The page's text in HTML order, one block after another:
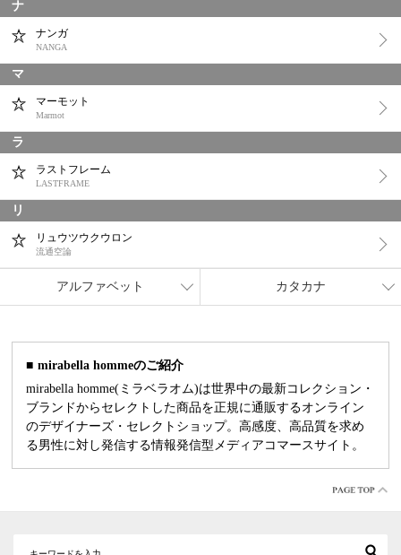
ナ
ナンガ
NANGA
マ
マーモット
Marmot
ラ
ラストフレーム
LASTFRAME
リ
リュウツウクウロン
流通空論
アルファベット カタカナ
mirabella hommeのご紹介
mirabella homme(ミラベラオム)は世界中の最新コレクション・
ブランドからセレクトした商品を正規に通販するオンライン
のデザイナーズ・セレクトショップ。高感度、高品質を求め
る男性に対し発信する情報発信型メディアコマースサイト。